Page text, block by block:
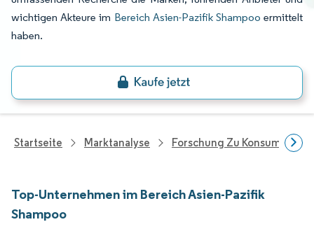
wichtigen Akteure im Bereich Asien-Pazifik Shampoo ermittelt
haben.
Startseite Marktanalyse Forschung Zu
Top-Unternehmen im Bereich Asien-Pazifik
Shampoo